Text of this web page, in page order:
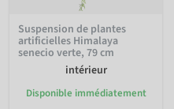
Suspension de plantes
artificielles Himalaya
senecio verte, 79 cm
intérieur
Disponible immédiatement